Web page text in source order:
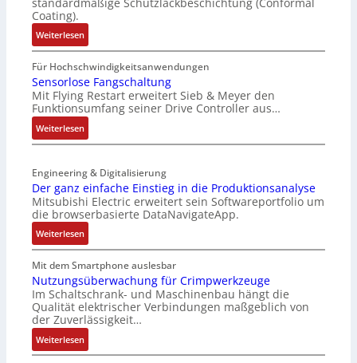
M
u
l
t
i
t
u
r
n
-
i
t
E
n
c
o
d
e
r
e
r
t
e
L
a
e
r
t
i
a
n
g
u
l
a
t
i
o
n
Coating).
Weiterlesen:
I
P
C
N
t
t
e
i
l
e
r
h
ä
l
S
c
h
Für Hochschwindigkeitsanwendungen
Sensorlose Fangschaltung
Mit Flying Restart erweitert Sieb & Meyer den
Funktionsumfang seiner Drive Controller aus…
Weiterlesen:
S
n
s
o
r
l
o
s
e
F
a
n
g
s
Engineering & Digitalisierung
Der ganz einfache Einstieg in die Produktionsanalyse
Mitsubishi Electric erweitert sein Softwareportfolio um
die browserbasierte DataNavigateApp.
Weiterlesen:
D
e
r
g
a
n
z
e
Mit dem Smartphone auslesbar
Nutzungsüberwachung für Crimpwerkzeuge
Im Schaltschrank- und Maschinenbau hängt die
Qualität elektrischer Verbindungen maßgeblich von
der Zuverlässigkeit…
Weiterlesen:
N